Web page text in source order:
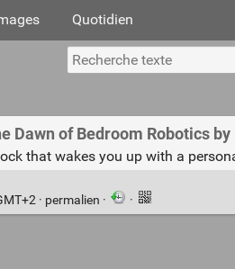
Quotidien
Dawn of Bedroom Robotics
that wakes you up with a
· permalien · ·